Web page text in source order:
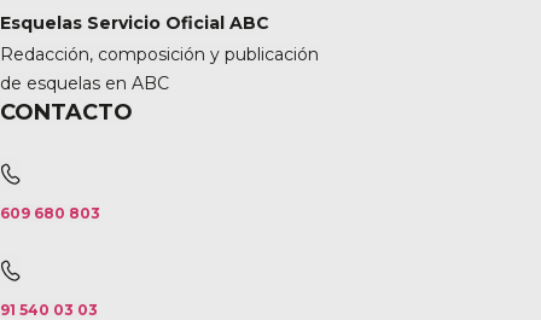
Esquelas Servicio Oficial ABC
Redacción, composición y publicación
de esquelas en ABC
CONTACTO
609 680 803
91 540 03 03